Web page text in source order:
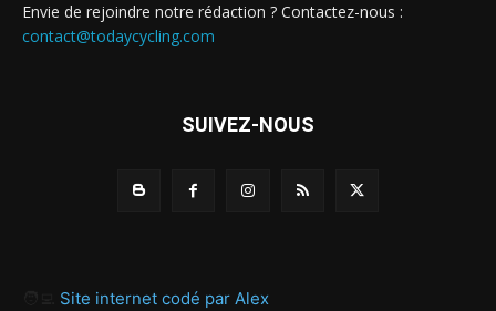
Envie de rejoindre notre rédaction ? Contactez-nous :
contact@todaycycling.com
SUIVEZ-NOUS
Site internet codé par Alex